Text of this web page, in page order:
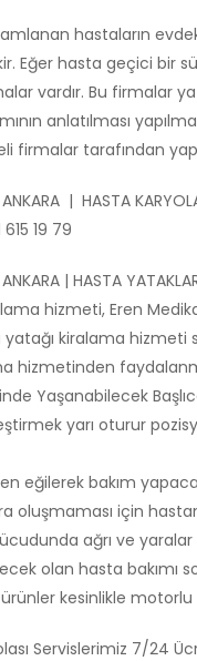
hastaların
Eğer hasta geçici bir
vardır. Bu firmalar
anlatılması
firmalar tarafından
| HASTA
615 19 79
| HASTA
hizmeti, Eren
kiralama hizmeti
hizmetinden
Yaşanabilecek
yarı oturur
eğilerek bakım
oluşmaması için
ağrı ve yaralar
olan hasta bakımı
kesinlikle motorlu
Servislerimiz 7/24